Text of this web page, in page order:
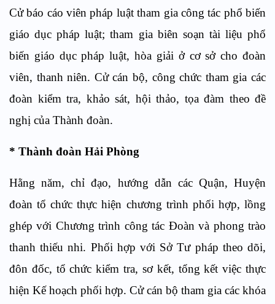
Cử báo cáo viên pháp luật tham gia công tác phổ biến
giáo dục pháp luật; tham gia biên soạn tài liệu phổ
biến giáo dục pháp luật, hòa giải ở cơ sở cho đoàn
viên, thanh niên. Cử cán bộ, công chức tham gia các
đoàn kiểm tra, khảo sát, hội thảo, tọa đàm theo đề
nghị của Thành đoàn.
* Thành đoàn Hải Phòng
Hằng năm, chỉ đạo, hướng dẫn các Quận, Huyện
đoàn tổ chức thực hiện chương trình phối hợp, lồng
ghép với Chương trình công tác Đoàn và phong trào
thanh thiếu nhi. Phối hợp với Sở Tư pháp theo dõi,
đôn đốc, tổ chức kiểm tra, sơ kết, tổng kết việc thực
hiện Kế hoạch phối hợp. Cử cán bộ tham gia các khóa